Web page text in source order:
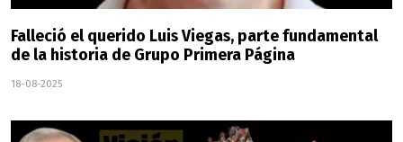
Falleció el querido Luis Viegas, parte fundamental
de la historia de Grupo Primera Página
18-08-2025